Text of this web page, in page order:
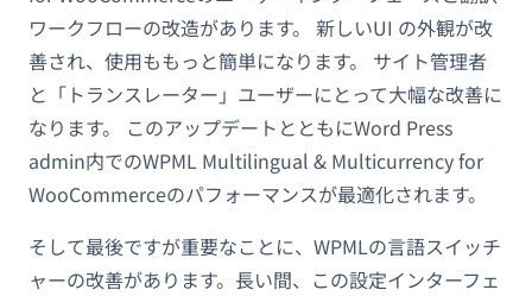
ワークフローの改造があります。 新しいUI の外観が改
善され、使用ももっと簡単になります。 サイト管理者
と「トランスレーター」ユーザーにとって大幅な改善に
なります。 このアップデートとともにWord Press
admin内でのWPML Multilingual & Multicurrency for
WooCommerceのパフォーマンスが最適化されます。
そして最後ですが重要なことに、WPMLの言語スイッチ
ャーの改善があります。長い間、この設定インターフェ